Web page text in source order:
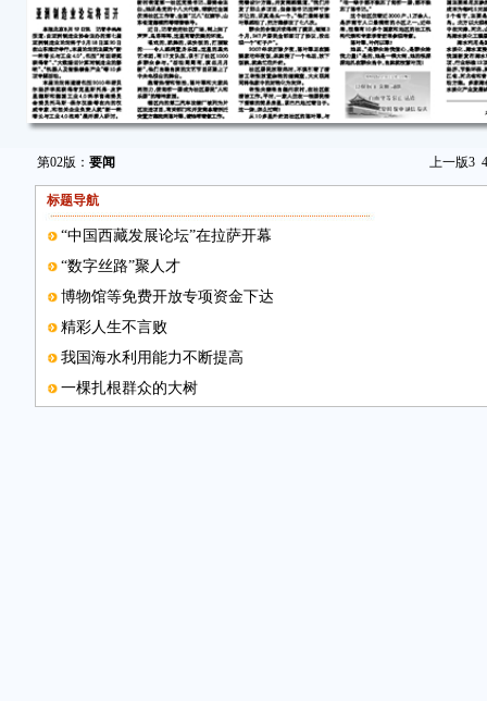
第02版： 要闻 上一版3 4
标题导航
“中国西藏发展论坛”在拉萨开幕
“数字丝路”聚人才
博物馆等免费开放专项资金下达
精彩人生不言败
我国海水利用能力不断提高
一棵扎根群众的大树